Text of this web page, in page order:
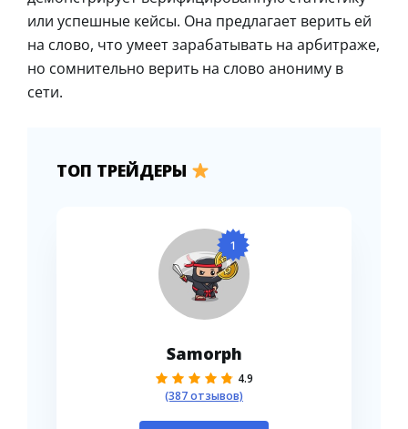
или успешные кейсы. Она предлагает верить ей
на слово, что умеет зарабатывать на арбитраже,
но сомнительно верить на слово анониму в
сети.
ТОП ТРЕЙДЕРЫ
1
Samorph
4.9
(387 отзывов)